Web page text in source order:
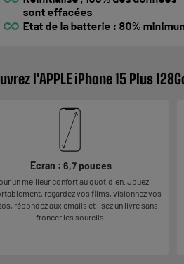
l'APPLE iPhone 15 Plus
Ecran : 6,7 pouces
un meilleur confort au quotidien. Jouez
regardez vos films, visionnez vos
répondez aux emails et lisez un livre sans
froncer les sourcils.